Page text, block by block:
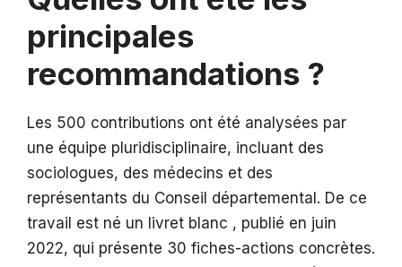
principales
recommandations ?
Les 500 contributions ont été analysées par
une équipe pluridisciplinaire, incluant des
sociologues, des médecins et des
représentants du Conseil départemental. De ce
travail est né un livret blanc , publié en juin
2022, qui présente 30 fiches-actions concrètes.